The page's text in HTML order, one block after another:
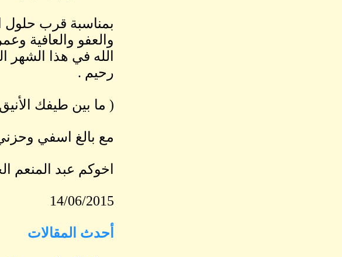
بمناسبة قرب حلول
والعفو والعافية
الله في هذا الشهر
رحيم .
( ما بين طيفك
مع بالغ اسفي
اخوكم عبد المنعم
14/06/2015
أحدث المقالات